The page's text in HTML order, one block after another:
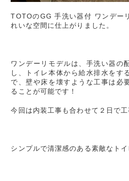
TOTOのGG 手洗い器付 ワンデー
れいな空間に仕上がりました。
ワンデーリモデルは、手洗い器の
し、トイレ本体から給水排水をす
で、壁や床を壊すような工事は必
ることが可能です！
今回は内装工事も合わせて２日で工
シンプルで清潔感のある素敵なトイ